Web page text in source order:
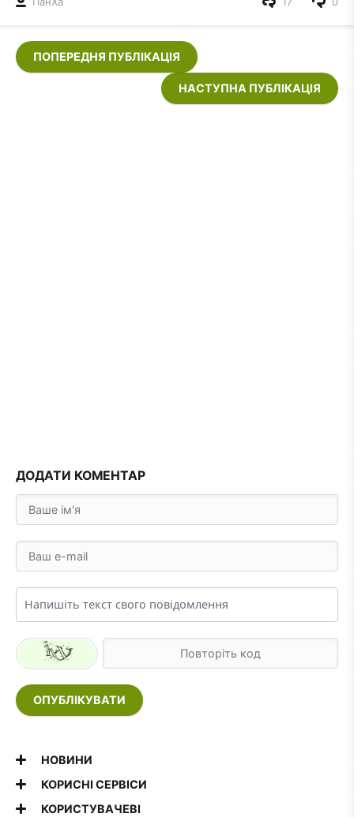
ПОПЕРЕДНЯ ПУБЛІКАЦІЯ
НАСТУПНА ПУБЛІКАЦІЯ
ДОДАТИ КОМЕНТАР
ОПУБЛІКУВАТИ
НОВИНИ
КОРИСНІ СЕРВІСИ
КОРИСТУВАЧЕВІ